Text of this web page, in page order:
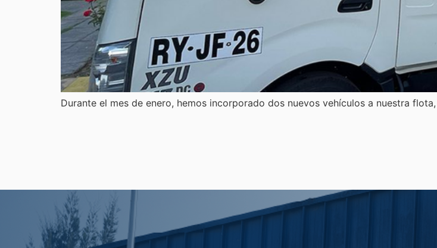
Durante el mes de enero, hemos incorporado dos nuevos vehículos a nuestra